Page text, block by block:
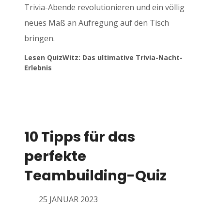
Trivia-Abende revolutionieren und ein völlig
neues Maß an Aufregung auf den Tisch
bringen.
Lesen QuizWitz: Das ultimative Trivia-Nacht-
Erlebnis
10 Tipps für das
perfekte
Teambuilding-Quiz
25 JANUAR 2023